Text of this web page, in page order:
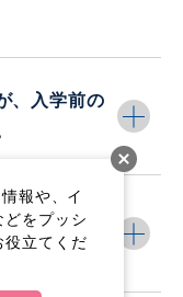
らせ
ついて（アド
、入学前の
て知りた
すか。
報や、イ
どをプッシ
役立てくだ